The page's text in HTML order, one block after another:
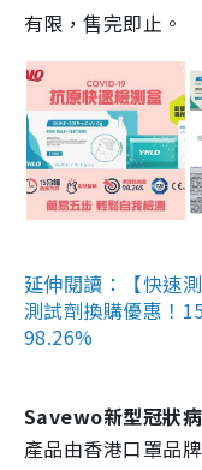
有限，售完即止。
延伸閱讀：【快速
測試劑換購優惠！
98.26%
Savewo新型冠狀
產品由香港口罩品